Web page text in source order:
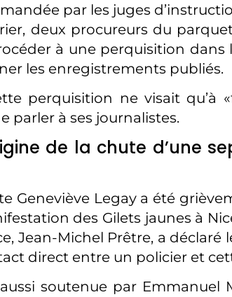
par les juges
deux procureurs du
à une perquisition dans
les enregistrements publiés.
perquisition ne visait qu’à
parler à ses journalistes.
de la chute d’une
Geneviève Legay a été
des Gilets jaunes à
Jean-Michel Prêtre, a déclaré
direct entre un policier et
soutenue par Emmanuel